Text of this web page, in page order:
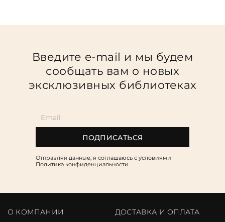
Введите e-mail и мы будем
сообщать вам о новых
эксклюзивных библиотеках
ПОДПИСАТЬСЯ
Отправляя данные, я соглашаюсь c условиями
Политика конфиденциальности
О КОМПАНИИ
ДОСТАВКА И ОПЛАТА